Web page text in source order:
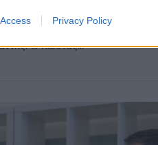
Privacy Policy
χρόνια από τη δολοφονία του
Ο Κώστας...